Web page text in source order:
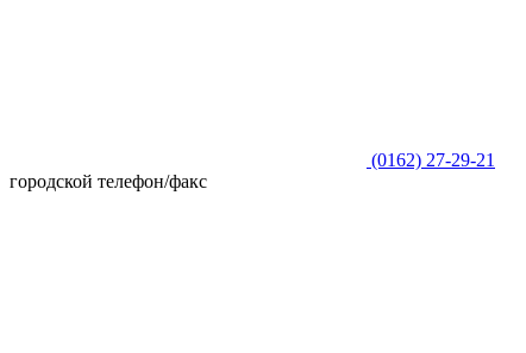
(0162) 27-29-21
городской телефон/факс